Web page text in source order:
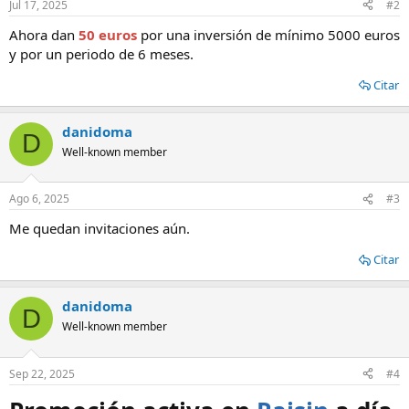
Jul 17, 2025 #2
Ahora dan 50 euros por una inversión de mínimo 5000 euros
y por un periodo de 6 meses.
Citar
D danidoma
Well-known member
Ago 6, 2025 #3
Me quedan invitaciones aún.
Citar
D danidoma
Well-known member
Sep 22, 2025 #4